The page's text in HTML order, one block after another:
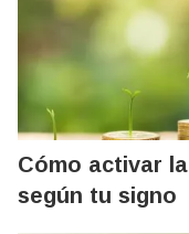
Cómo activar
según tu signo